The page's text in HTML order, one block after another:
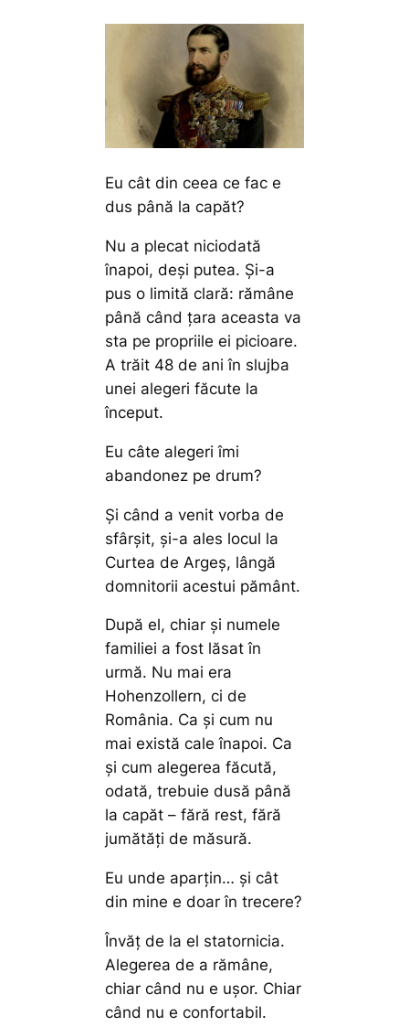
Eu cât din ceea ce fac e
dus până la capăt?
Nu a plecat niciodată
înapoi, deși putea. Și-a
pus o limită clară: rămâne
până când țara aceasta va
sta pe propriile ei picioare.
A trăit 48 de ani în slujba
unei alegeri făcute la
început.
Eu câte alegeri îmi
abandonez pe drum?
Și când a venit vorba de
sfârșit, și-a ales locul la
Curtea de Argeș, lângă
domnitorii acestui pământ.
După el, chiar și numele
familiei a fost lăsat în
urmă. Nu mai era
Hohenzollern, ci de
România. Ca și cum nu
mai există cale înapoi. Ca
și cum alegerea făcută,
odată, trebuie dusă până
la capăt – fără rest, fără
jumătăți de măsură.
Eu unde aparțin… și cât
din mine e doar în trecere?
Învăț de la el statornicia.
Alegerea de a rămâne,
chiar când nu e ușor. Chiar
când nu e confortabil.